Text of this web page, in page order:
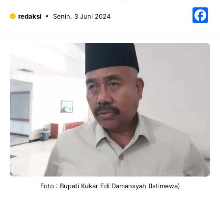
redaksi Senin, 3 Juni 2024
Foto : Bupati Kukar Edi Damansyah (Istimewa)